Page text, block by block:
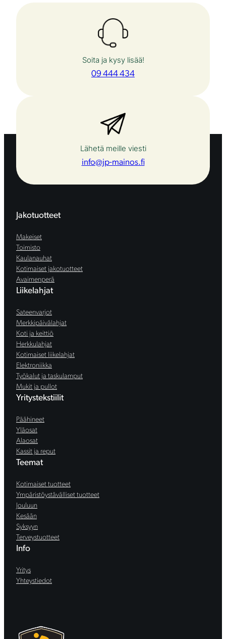
Soita ja kysy lisää!
09 444 434
Lähetä meille viesti
info@jp-mainos.fi
Jakotuotteet
Makeiset
Toimisto
Kaulanauhat
Kotimaiset jakotuotteet
Avaimenperä
Liikelahjat
Sateenvarjot
Merkkipäivälahjat
Koti ja keittiö
Herkkulahjat
Kotimaiset liikelahjat
Elektroniikka
Työkalut ja taskulamput
Mukit ja pullot
Yritystekstiilit
Päähineet
Yläosat
Alaosat
Kassit ja reput
Teemat
Kotimaiset tuotteet
Ympäristöystävälliset tuotteet
Jouluun
Kesään
Syksyyn
Terveystuotteet
Info
Yritys
Yhteystiedot